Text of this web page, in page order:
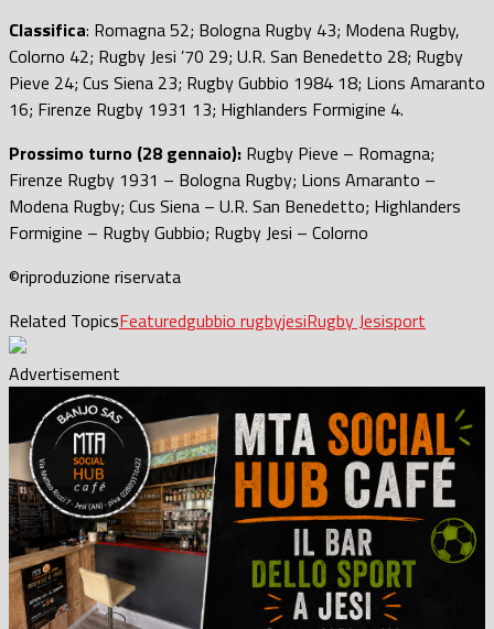
Classifica: Romagna 52; Bologna Rugby 43; Modena Rugby,
Colorno 42; Rugby Jesi ’70 29; U.R. San Benedetto 28; Rugby
Pieve 24; Cus Siena 23; Rugby Gubbio 1984 18; Lions Amaranto
16; Firenze Rugby 1931 13; Highlanders Formigine 4.
Prossimo turno (28 gennaio): Rugby Pieve – Romagna;
Firenze Rugby 1931 – Bologna Rugby; Lions Amaranto –
Modena Rugby; Cus Siena – U.R. San Benedetto; Highlanders
Formigine – Rugby Gubbio; Rugby Jesi – Colorno
©riproduzione riservata
Related TopicsFeaturedgubbio rugbyjesiRugby Jesisport
Advertisement